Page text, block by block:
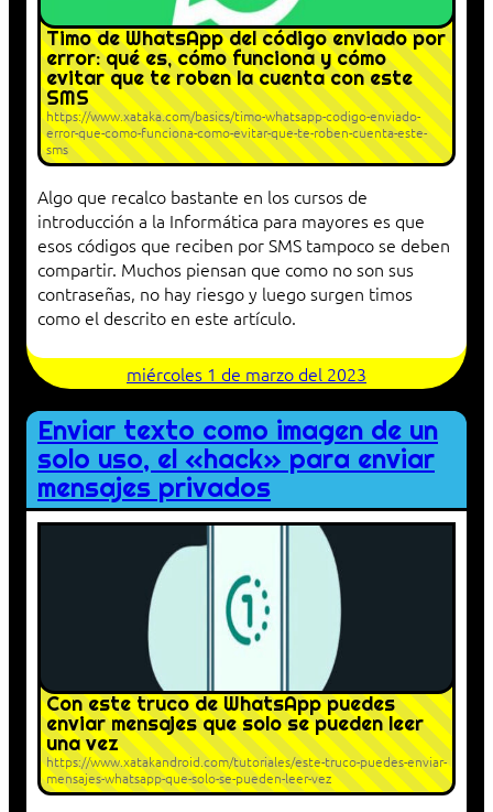
Timo de WhatsApp del código enviado por
error: qué es, cómo funciona y cómo
evitar que te roben la cuenta con este
SMS
https://www.xataka.com/basics/timo-whatsapp-codigo-enviado-
error-que-como-funciona-como-evitar-que-te-roben-cuenta-este-
sms
Algo que recalco bastante en los cursos de
introducción a la Informática para mayores es que
esos códigos que reciben por SMS tampoco se deben
compartir. Muchos piensan que como no son sus
contraseñas, no hay riesgo y luego surgen timos
como el descrito en este artículo.
miércoles 1 de marzo del 2023
Enviar texto como imagen de un
solo uso, el «hack» para enviar
mensajes privados
Con este truco de WhatsApp puedes
enviar mensajes que solo se pueden leer
una vez
https://www.xatakandroid.com/tutoriales/este-truco-puedes-enviar-
mensajes-whatsapp-que-solo-se-pueden-leer-vez